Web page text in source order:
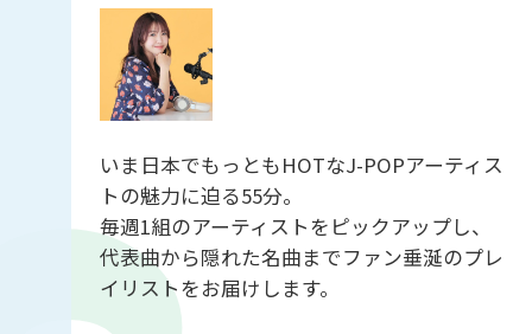
いま日本でもっともHOTなJ-POPアーティス
トの魅力に迫る55分。
毎週1組のアーティストをピックアップし、
代表曲から隠れた名曲までファン垂涎のプレ
イリストをお届けします。